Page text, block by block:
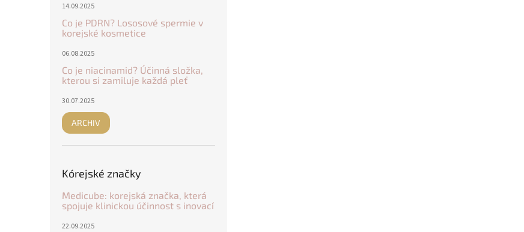
14.09.2025
Co je PDRN? Lososové spermie v
korejské kosmetice
06.08.2025
Co je niacinamid? Účinná složka,
kterou si zamiluje každá pleť
30.07.2025
ARCHIV
Kórejské značky
Medicube: korejská značka, která
spojuje klinickou účinnost s inovací
22.09.2025